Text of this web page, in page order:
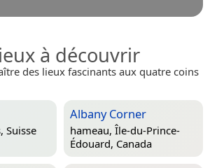
à découvrir
des lieux fascinants aux quatre coins
Suisse
Albany Corner
hameau, Île-du-Prince-
Édouard, Canada